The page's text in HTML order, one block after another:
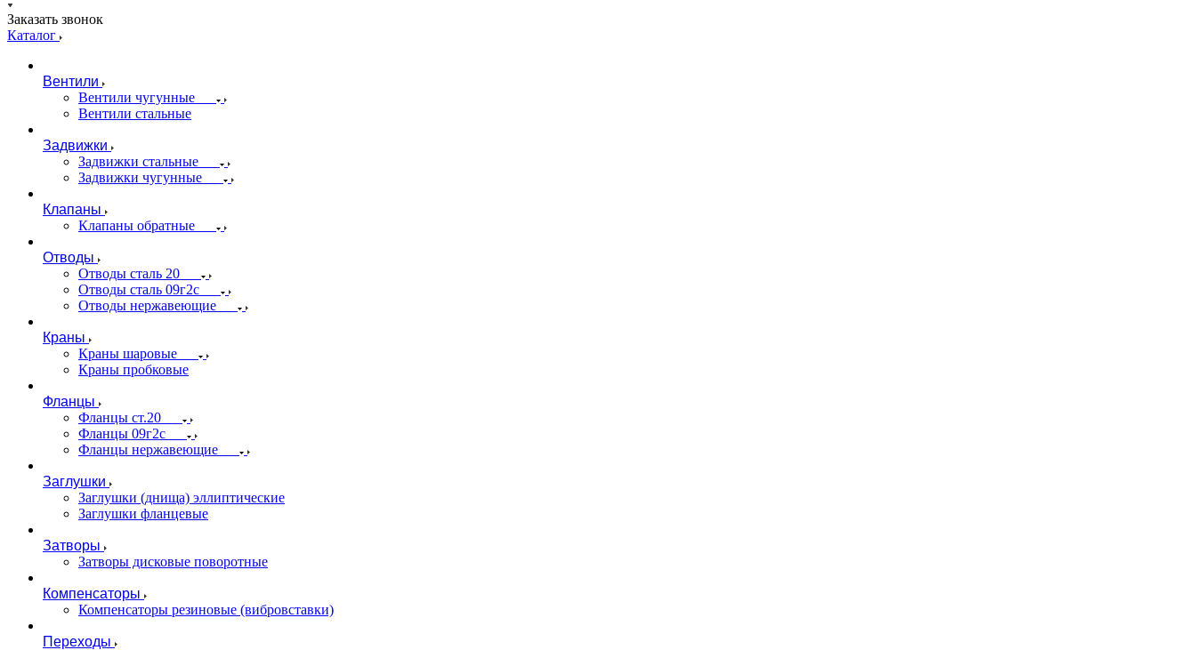
Заказать звонок
Каталог
Вентили
Вентили чугунные
Вентили стальные
Задвижки
Задвижки стальные
Задвижки чугунные
Клапаны
Клапаны обратные
Отводы
Отводы сталь 20
Отводы сталь 09г2с
Отводы нержавеющие
Краны
Краны шаровые
Краны пробковые
Фланцы
Фланцы ст.20
Фланцы 09г2с
Фланцы нержавеющие
Заглушки
Заглушки (днища) эллиптические
Заглушки фланцевые
Затворы
Затворы дисковые поворотные
Компенсаторы
Компенсаторы резиновые (вибровставки)
Переходы